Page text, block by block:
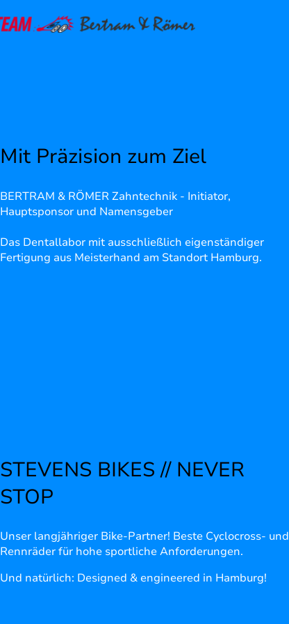
Mit Präzision zum Ziel
BERTRAM & RÖMER Zahntechnik - Initiator,
Hauptsponsor und Namensgeber
Das Dentallabor mit ausschließlich eigenständiger
Fertigung aus Meisterhand am Standort Hamburg.
STEVENS BIKES // NEVER
STOP
Unser langjähriger Bike-Partner! Beste Cyclocross- und
Rennräder für hohe sportliche Anforderungen.
Und natürlich: Designed & engineered in Hamburg!